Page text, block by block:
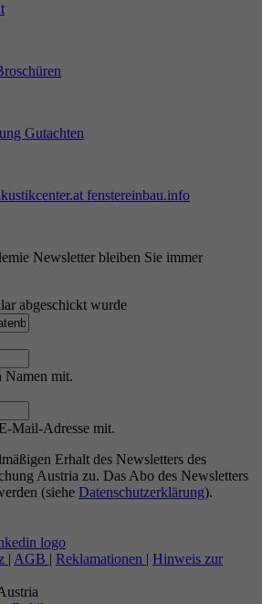
Gutachten
fenstereinbau.info
Newsletter bleiben Sie immer
abgeschickt wurde
Namen mit.
Mail-Adresse mit.
Erhalt des Newsletters des
Austria zu. Das Abo des Newsletters
(siehe Datenschutzerklärung).
| AGB | Reklamationen | Hinweis zur